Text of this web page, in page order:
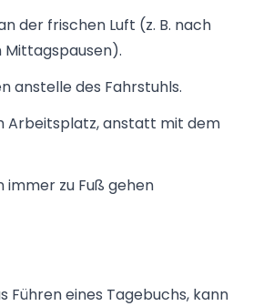
der frischen Luft (z. B. nach
Mittagspausen).
des Fahrstuhls.
anstatt mit dem
zu Fuß gehen
Führen eines Tagebuchs, kann